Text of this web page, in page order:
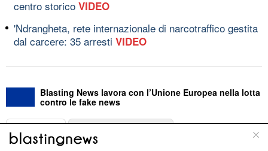
centro storico VIDEO
'Ndrangheta, rete internazionale di narcotraffico gestita
dal carcere: 35 arresti VIDEO
Blasting News lavora con l’Unione Europea nella lotta
contro le fake news
ABOUT